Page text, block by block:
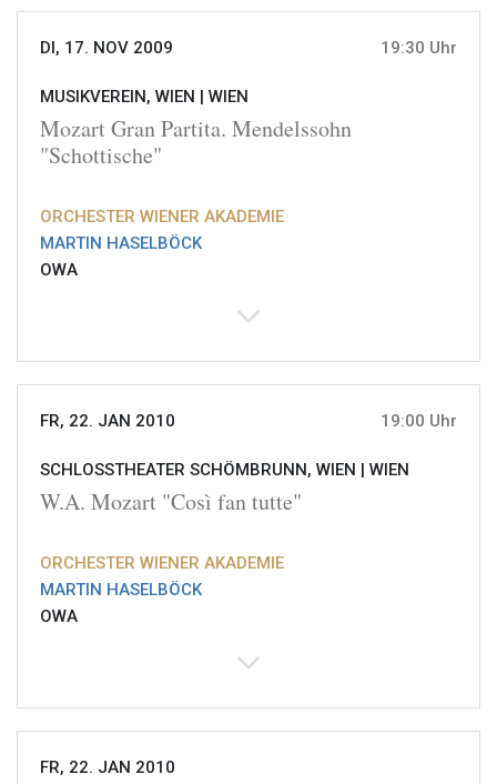
DI, 17. NOV 2009 19:30 Uhr
MUSIKVEREIN, WIEN | WIEN
Mozart Gran Partita. Mendelssohn
"Schottische"
ORCHESTER WIENER AKADEMIE
MARTIN HASELBÖCK
OWA
FR, 22. JAN 2010 19:00 Uhr
SCHLOSSTHEATER SCHÖMBRUNN, WIEN | WIEN
W.A. Mozart "Così fan tutte"
ORCHESTER WIENER AKADEMIE
MARTIN HASELBÖCK
OWA
FR, 22. JAN 2010